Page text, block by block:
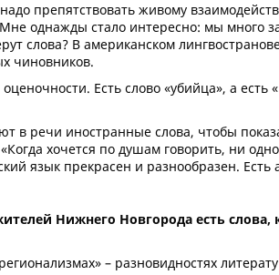
препятствовать живому
однажды стало интересно: мы много
слова? В американском
чиновников.
оценочности. Есть слово «убийца», а
в речи иностранные слова, чтобы
хочется по душам говорить, ни
язык прекрасен и разнообразен.
Нижнего Новгорода есть
– разновидностях